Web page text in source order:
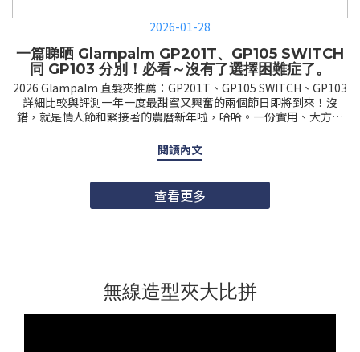
2026-01-28
一篇睇晒 Glampalm GP201T、GP105 SWITCH
同 GP103 分別！必看～沒有了選擇困難症了。
2026 Glampalm 直髮夾推薦：GP201T、GP105 SWITCH、GP103
詳細比較與評測一年一度最甜蜜又興奮的兩個節日即將到來！沒
錯，就是情人節和緊接著的農曆新年啦，哈哈。一份實用、大方且
的三大熱門型號：GHD Gold、Platinum+ 及 Chronos。今天，我
們來評測韓國超人氣品牌 Glampalm。這個品牌由韓國設計及製
28 天不傷髮質。Glampalm 產品專業且多樣化，適合不同價位與預
算。小編精心整理了三款不傷荷包的造型好物，保證讓你的摯愛驚
牌介紹：為什麼選擇 Glampalm 直髮夾？Glampalm 是韓國頂級美
髮工具品牌，以專利 Healing Stone™ 礦物陶瓷塗層聞名。這種塗
層在加熱時釋放遠紅外線及負離子，能保護髮質、鎖色並增加光
閱讀內文
查看更多
無線造型夾大比拼